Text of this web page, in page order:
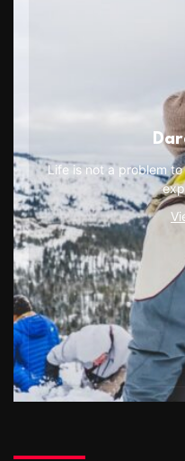
Life is not a problem